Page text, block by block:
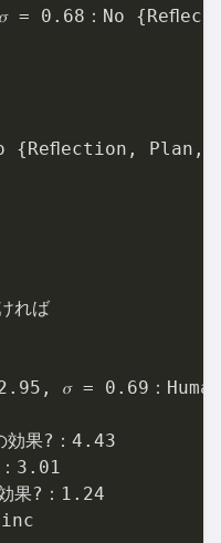
= 0.68 ：No
{Reﬂection, Plan,
れば
, 𝜎 = 0.69 ：Human
果?： 4.43
3.01
果?： 1.24